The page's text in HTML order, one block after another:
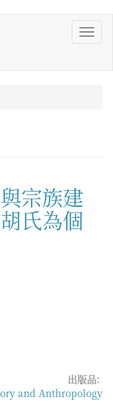
宗族建
氏為個
出版品:
and Anthropology